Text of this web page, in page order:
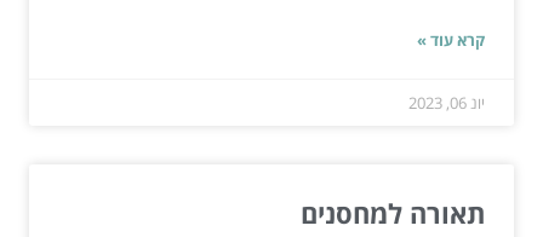
קרא עוד »
יונ 06, 2023
תאורה למחסנים